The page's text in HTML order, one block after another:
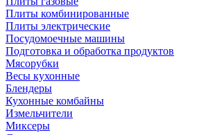
Плиты комбинированные
Плиты электрические
Посудомоечные машины
Подготовка и обработка продуктов
Мясорубки
Весы кухонные
Блендеры
Кухонные комбайны
Измельчители
Миксеры